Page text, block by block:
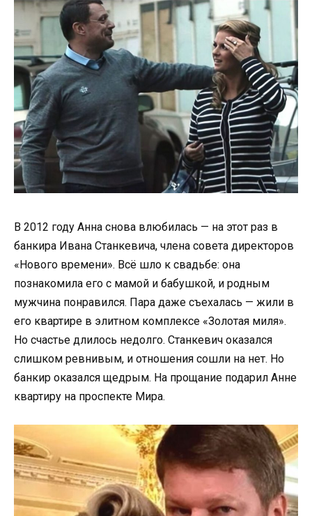
В 2012 году Анна снова влюбилась — на этот раз в
банкира Ивана Станкевича, члена совета директоров
«Нового времени». Всё шло к свадьбе: она
познакомила его с мамой и бабушкой, и родным
мужчина понравился. Пара даже съехалась — жили в
его квартире в элитном комплексе «Золотая миля».
Но счастье длилось недолго. Станкевич оказался
слишком ревнивым, и отношения сошли на нет. Но
банкир оказался щедрым. На прощание подарил Анне
квартиру на проспекте Мира.